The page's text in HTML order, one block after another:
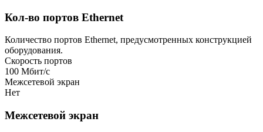
Кол-во портов Ethernet
Количество портов Ethernet, предусмотренных конструкцией
оборудования.
Скорость портов
100 Мбит/с
Межсетевой экран
Нет
Межсетевой экран